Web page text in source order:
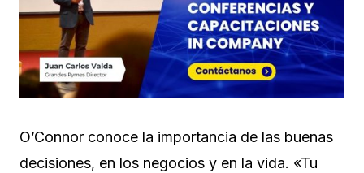
O’Connor conoce la importancia de las buenas
decisiones, en los negocios y en la vida. «Tu